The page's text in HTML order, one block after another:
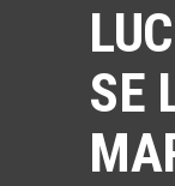
SE